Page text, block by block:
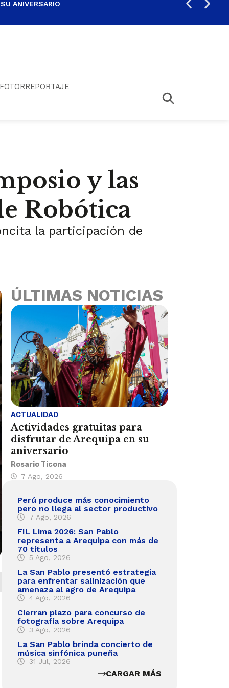
ANIVERSARIO
y las
Robótica
la participación de
ÚLTIMAS NOTICIAS
ACTUALIDAD
Actividades gratuitas para
disfrutar de Arequipa en su
aniversario
Rosario Ticona
7 Ago, 2026
Perú produce más conocimiento
pero no llega al sector productivo
7 Ago, 2026
FIL Lima 2026: San Pablo
representa a Arequipa con más de
70 títulos
5 Ago, 2026
La San Pablo presentó estrategia
para enfrentar salinización que
amenaza al agro de Arequipa
4 Ago, 2026
Cierran plazo para concurso de
fotografía sobre Arequipa
3 Ago, 2026
La San Pablo brinda concierto de
música sinfónica puneña
31 Jul, 2026
CARGAR MÁS